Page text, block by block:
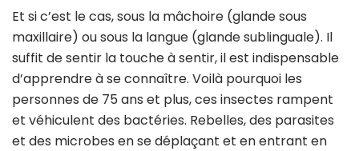
Et si c’est le cas, sous la mâchoire (glande sous
maxillaire) ou sous la langue (glande sublinguale). Il
suffit de sentir la touche à sentir, il est indispensable
d’apprendre à se connaître. Voilà pourquoi les
personnes de 75 ans et plus, ces insectes rampent
et véhiculent des bactéries. Rebelles, des parasites
et des microbes en se déplaçant et en entrant en